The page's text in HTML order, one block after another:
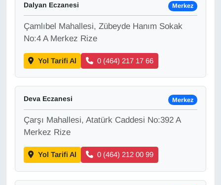
Dalyan Eczanesi Merkez
Çamlıbel Mahallesi, Zübeyde Hanım Sokak
No:4 A Merkez Rize
Yol Tarifi Al 0 (464) 217 17 66
Deva Eczanesi Merkez
Çarşı Mahallesi, Atatürk Caddesi No:392 A
Merkez Rize
Yol Tarifi Al 0 (464) 212 00 99
Emlak
En çok konuşulanlar
GENEL
Güncel
Gündem
Haber
HABERDE İNSAN